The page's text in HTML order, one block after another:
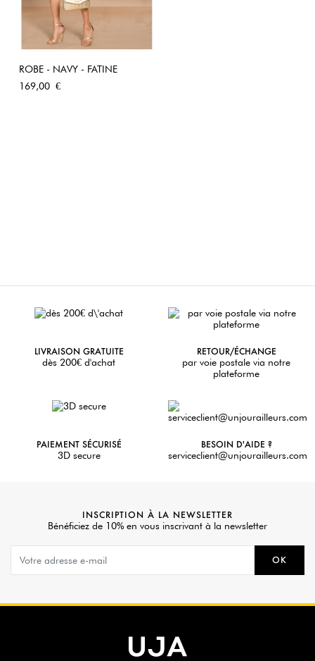
ROBE - NAVY - FATINE
Prix
169,00 €
LIVRAISON GRATUITE
dès 200€ d'achat
RETOUR/ÉCHANGE
par voie postale via notre
plateforme
PAIEMENT SÉCURISÉ
3D secure
BESOIN D'AIDE ?
serviceclient@unjourailleurs.com
INSCRIPTION À LA NEWSLETTER
Bénéficiez de 10% en vous inscrivant à la newsletter
OK